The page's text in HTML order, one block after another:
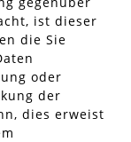
ist dieser
die Sie
oder
der
dies erweist